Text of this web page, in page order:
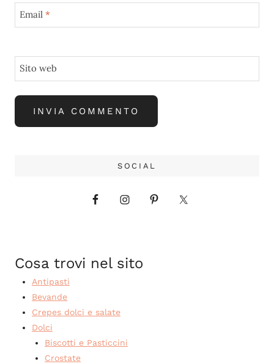
Email *
Sito web
SOCIAL
Cosa trovi nel sito
Antipasti
Bevande
Crepes dolci e salate
Dolci
Biscotti e Pasticcini
Crostate